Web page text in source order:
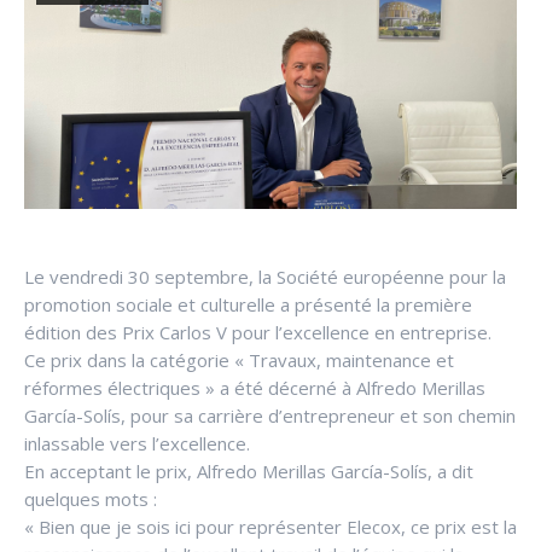
Le vendredi 30 septembre, la Société européenne pour la
promotion sociale et culturelle a présenté la première
édition des Prix Carlos V pour l’excellence en entreprise.
Ce prix dans la catégorie « Travaux, maintenance et
réformes électriques » a été décerné à Alfredo Merillas
García-Solís, pour sa carrière d’entrepreneur et son chemin
inlassable vers l’excellence.
En acceptant le prix, Alfredo Merillas García-Solís, a dit
quelques mots :
« Bien que je sois ici pour représenter Elecox, ce prix est la